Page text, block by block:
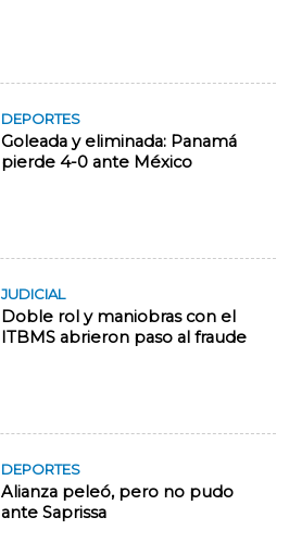
DEPORTES
Goleada y eliminada: Panamá
pierde 4-0 ante México
JUDICIAL
Doble rol y maniobras con el
ITBMS abrieron paso al fraude
DEPORTES
Alianza peleó, pero no pudo
ante Saprissa